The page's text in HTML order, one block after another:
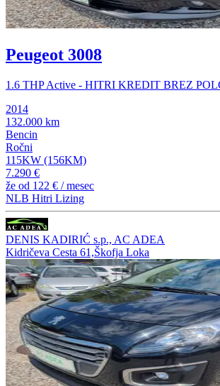
Peugeot 3008
1.6 THP Active - HITRI KREDIT BREZ
2014
132.000 km
Bencin
Ročni
115KW (156KM)
7.290 €
že od 122 € / mesec
NLB Hitri Lizing
DENIS KADIRIĆ s.p., AC ADEA
Kidričeva Cesta 61,Škofja Loka